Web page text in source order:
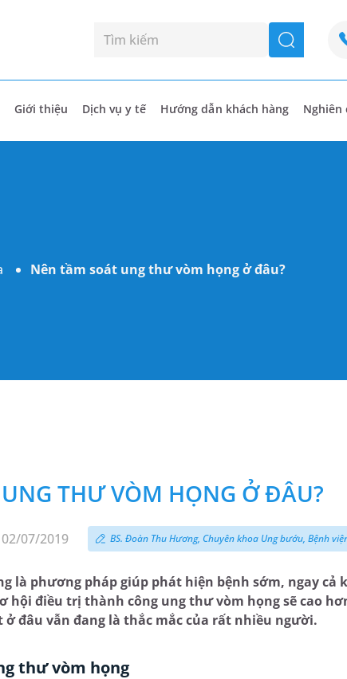
seach
Giới thiệu Dịch vụ y tế Hướng dẫn khách hàng Nghiên
Nên tầm soát ung thư vòm họng ở đâu?
THƯ VÒM HỌNG Ở ĐÂU?
07/2019 BS. Đoàn Thu Hương, Chuyên khoa Ung bướu, Bệnh
là phương pháp giúp phát hiện bệnh sớm, ngay cả
hội điều trị thành công ung thư vòm họng sẽ cao
đâu vẫn đang là thắc mắc của rất nhiều người.
thư vòm họng